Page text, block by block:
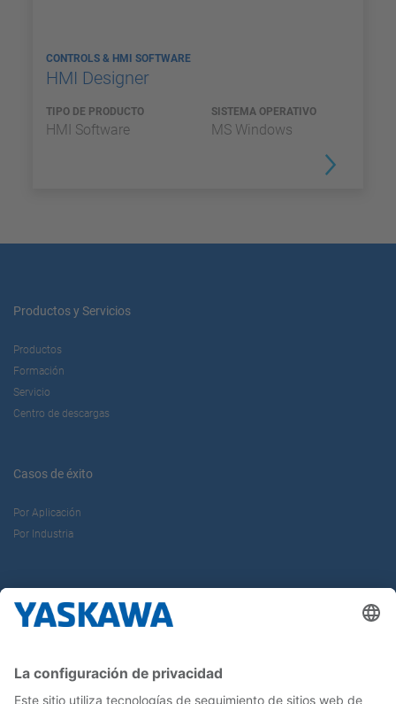
CONTROLS & HMI SOFTWARE
HMI Designer
TIPO DE PRODUCTO
HMI Software
SISTEMA OPERATIVO
MS Windows
Productos y Servicios
Productos
Formación
Servicio
Centro de descargas
Casos de éxito
Por Aplicación
Por Industria
Contacto